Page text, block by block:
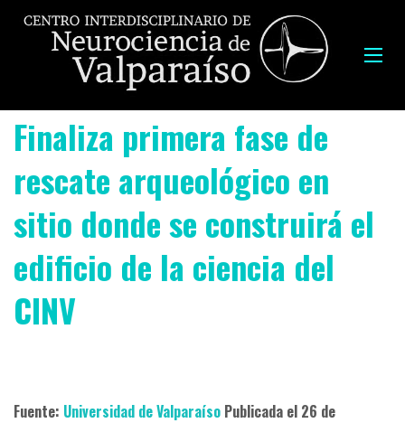
Finaliza primera fase de
rescate arqueológico en
sitio donde se construirá el
edificio de la ciencia del
CINV
Fuente: Universidad de Valparaíso Publicada el 26 de